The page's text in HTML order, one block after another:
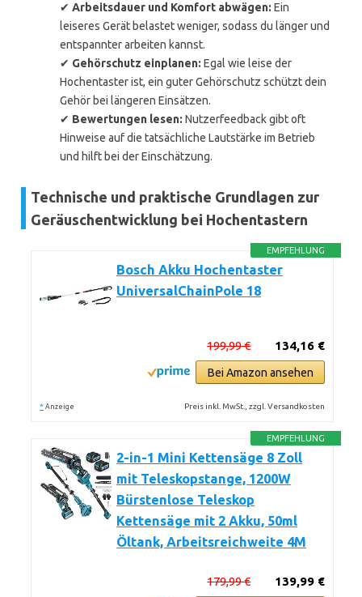
✔ Arbeitsdauer und Komfort abwägen: Ein
leiseres Gerät belastet weniger, sodass du länger und
entspannter arbeiten kannst.
✔ Gehörschutz einplanen: Egal wie leise der
Hochentaster ist, ein guter Gehörschutz schützt dein
Gehör bei längeren Einsätzen.
✔ Bewertungen lesen: Nutzerfeedback gibt oft
Hinweise auf die tatsächliche Lautstärke im Betrieb
und hilft bei der Einschätzung.
Technische und praktische Grundlagen zur
Geräuschentwicklung bei Hochentastern
EMPFEHLUNG
Bosch Akku Hochentaster
UniversalChainPole 18
134,16 €
199,99 €
Bei Amazon ansehen
* Anzeige Preis inkl. MwSt., zzgl. Versandkosten
EMPFEHLUNG
2-in-1 Mini Kettensäge 8 Zoll
mit Teleskopstange, 1200W
Bürstenlose Teleskop
Kettensäge mit 2 Akku, 50ml
Öltank, Arbeitsreichweite 4M
139,99 €
179,99 €